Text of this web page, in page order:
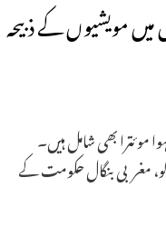
میں مویشیوں کے ذبیحہ
موئترا بھی شامل ہیں۔
ہائی کورٹ نے جمعرات، 21 مئی کو، مغربی بنگال حکومت کے